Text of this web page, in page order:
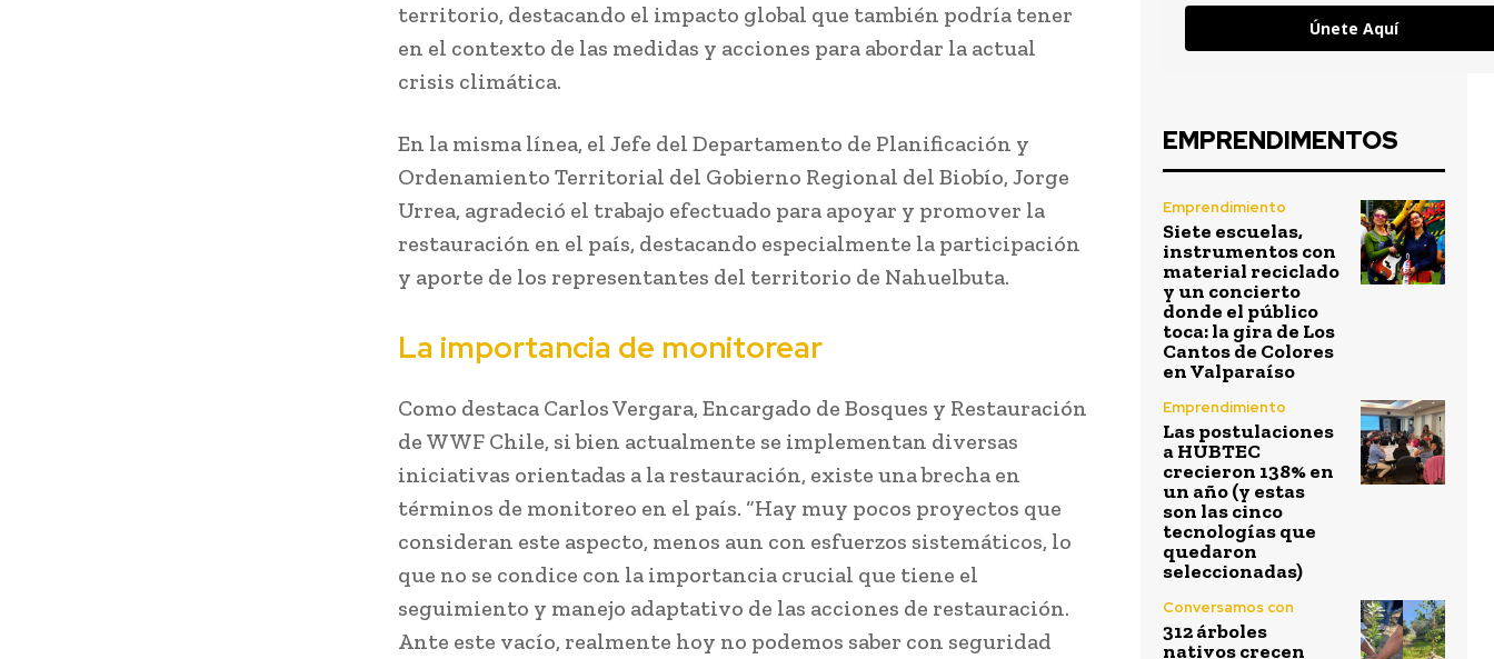
territorio, destacando el impacto global que también podría tener
en el contexto de las medidas y acciones para abordar la actual
crisis climática.
En la misma línea, el Jefe del Departamento de Planificación y
Ordenamiento Territorial del Gobierno Regional del Biobío, Jorge
Urrea, agradeció el trabajo efectuado para apoyar y promover la
restauración en el país, destacando especialmente la participación
y aporte de los representantes del territorio de Nahuelbuta.
La importancia de monitorear
Como destaca Carlos Vergara, Encargado de Bosques y Restauración
de WWF Chile, si bien actualmente se implementan diversas
iniciativas orientadas a la restauración, existe una brecha en
términos de monitoreo en el país. “Hay muy pocos proyectos que
consideran este aspecto, menos aun con esfuerzos sistemáticos, lo
que no se condice con la importancia crucial que tiene el
seguimiento y manejo adaptativo de las acciones de restauración.
Ante este vacío, realmente hoy no podemos saber con seguridad
Únete Aquí
EMPRENDIMENTOS
Emprendimiento
Siete escuelas,
instrumentos con
material reciclado
y un concierto
donde el público
toca: la gira de Los
Cantos de Colores
en Valparaíso
Emprendimiento
Las postulaciones
a HUBTEC
crecieron 138% en
un año (y estas
son las cinco
tecnologías que
quedaron
seleccionadas)
Conversamos con
312 árboles
nativos crecen